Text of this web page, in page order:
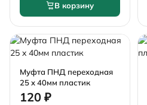
В корзину
Муфта ПНД переходная
25 x 40мм пластик
120 ₽